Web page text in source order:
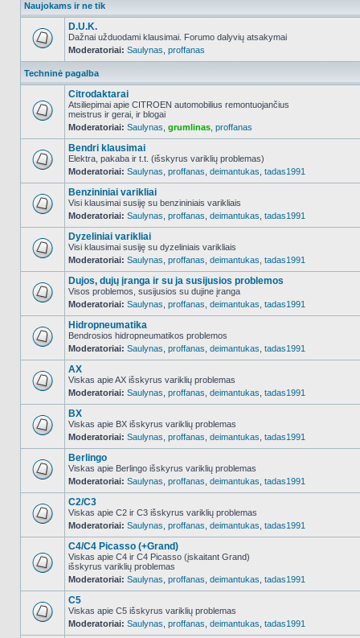
Naujokams ir ne tik
NO_UNREAD_POSTS
D.U.K.
Dažnai užduodami klausimai. Forumo dalyvių atsakymai
Moderatoriai: Saulynas proffanas
Techninė pagalba
NO_UNREAD_POSTS
Citrodaktarai
Atsiliepimai apie CITROEN automobilius remontuojančius
meistrus ir gerai, ir blogai
Moderatoriai: Saulynas grumlinas proffanas
NO_UNREAD_POSTS
Bendri klausimai
Elektra, pakaba ir t.t. (išskyrus variklių problemas)
Moderatoriai: Saulynas proffanas deimantukas tadas1991
NO_UNREAD_POSTS
Benzininiai varikliai
Visi klausimai susiję su benzininiais varikliais
Moderatoriai: Saulynas proffanas deimantukas tadas1991
NO_UNREAD_POSTS
Dyzeliniai varikliai
Visi klausimai susiję su dyzeliniais varikliais
Moderatoriai: Saulynas proffanas deimantukas tadas1991
NO_UNREAD_POSTS
Dujos, dujų įranga ir su ja susijusios problemos
Visos problemos, susijusios su dujine įranga
Moderatoriai: Saulynas proffanas deimantukas tadas1991
NO_UNREAD_POSTS
Hidropneumatika
Bendrosios hidropneumatikos problemos
Moderatoriai: Saulynas proffanas deimantukas tadas1991
NO_UNREAD_POSTS
AX
Viskas apie AX išskyrus variklių problemas
Moderatoriai: Saulynas proffanas deimantukas tadas1991
NO_UNREAD_POSTS
BX
Viskas apie BX išskyrus variklių problemas
Moderatoriai: Saulynas proffanas deimantukas tadas1991
NO_UNREAD_POSTS
Berlingo
Viskas apie Berlingo išskyrus variklių problemas
Moderatoriai: Saulynas proffanas deimantukas tadas1991
NO_UNREAD_POSTS
C2/C3
Viskas apie C2 ir C3 išskyrus variklių problemas
Moderatoriai: Saulynas proffanas deimantukas tadas1991
NO_UNREAD_POSTS
C4/C4 Picasso (+Grand)
Viskas apie C4 ir C4 Picasso (įskaitant Grand)
išskyrus variklių problemas
Moderatoriai: Saulynas proffanas deimantukas tadas1991
NO_UNREAD_POSTS
C5
Viskas apie C5 išskyrus variklių problemas
Moderatoriai: Saulynas proffanas deimantukas tadas1991